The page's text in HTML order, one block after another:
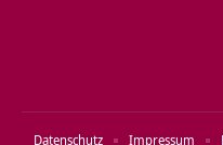
Datenschutz Impressum